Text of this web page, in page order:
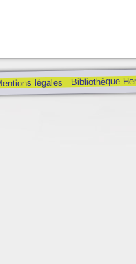
légales Bibliothèque